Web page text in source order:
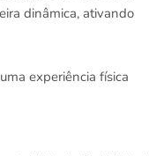
dinâmica, ativando
experiência física